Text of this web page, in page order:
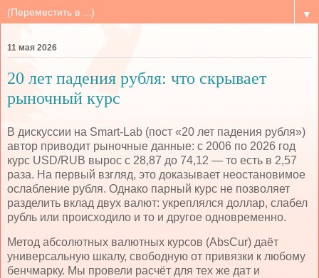
▼
11 мая 2026
20 лет падения рубля: что скрывает
рыночный курс
В дискуссии на Smart-Lab (пост «20 лет падения рубля»)
автор приводит рыночные данные: с 2006 по 2026 год
курс USD/RUB вырос с 28,87 до 74,12 — то есть в 2,57
раза. На первый взгляд, это доказывает неостановимое
ослабление рубля. Однако парный курс не позволяет
разделить вклад двух валют: укреплялся доллар, слабел
рубль или происходило и то и другое одновременно.
Метод абсолютных валютных курсов (AbsCur) даёт
универсальную шкалу, свободную от привязки к любому
бенчмарку. Мы провели расчёт для тех же дат и